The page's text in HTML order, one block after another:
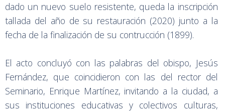
dado un nuevo suelo resistente, queda la inscripción
tallada del año de su restauración (2020) junto a la
fecha de la finalización de su contrucción (1899).
El acto concluyó con las palabras del obispo, Jesús
Fernández, que coincidieron con las del rector del
Seminario, Enrique Martínez, invitando a la ciudad, a
sus instituciones educativas y colectivos culturas,